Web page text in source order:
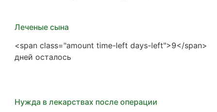
Леченые сына
<span class="amount time-left days-left">9</span>
дней осталось
Нужда в лекарствах после операции